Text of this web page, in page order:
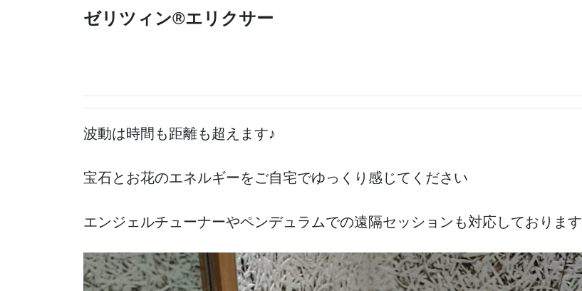
ゼリツィン®️エリクサー
波動は時間も距離も超えます♪
宝石とお花のエネルギーをご自宅でゆっくり感じてください
エンジェルチューナーやペンデュラムでの遠隔セッションも対応しております